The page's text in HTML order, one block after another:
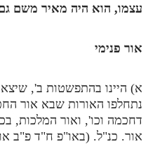
לאתר ספר הרב
עצמו, הוא היה מאיר משם
אור פנימי
א) היינו בהתפשטות ב',
נתחלפו האורות שבא אור
דחכמה וכו', ואור המלכות,
אור. כנ"ל. (באו"פ ח"ד פ"ב